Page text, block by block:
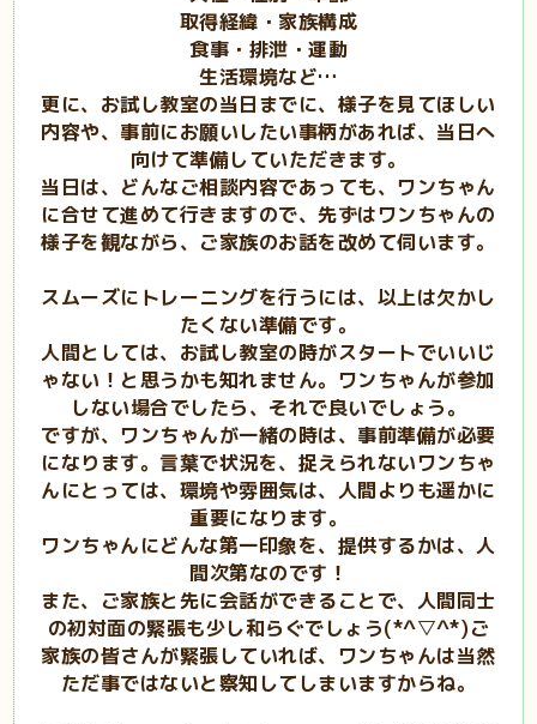
取得経緯・家族構成
食事・排泄・運動
生活環境など…
更に、お試し教室の当日までに、様子を見てほしい
内容や、事前にお願いしたい事柄があれば、当日へ
向けて準備していただきます。
当日は、どんなご相談内容であっても、ワンちゃん
に合せて進めて行きますので、先ずはワンちゃんの
様子を観ながら、ご家族のお話を改めて伺います。
スムーズにトレーニングを行うには、以上は欠かし
たくない準備です。
人間としては、お試し教室の時がスタートでいいじ
ゃない！と思うかも知れません。ワンちゃんが参加
しない場合でしたら、それで良いでしょう。
ですが、ワンちゃんが一緒の時は、事前準備が必要
になります。言葉で状況を、捉えられないワンちゃ
んにとっては、環境や雰囲気は、人間よりも遥かに
重要になります。
ワンちゃんにどんな第一印象を、提供するかは、人
間次第なのです！
また、ご家族と先に会話ができることで、人間同士
の初対面の緊張も少し和らぐでしょう(*^▽^*)ご
家族の皆さんが緊張していれば、ワンちゃんは当然
ただ事ではないと察知してしまいますからね。